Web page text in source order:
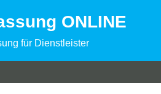
ONLINE
für Dienstleister